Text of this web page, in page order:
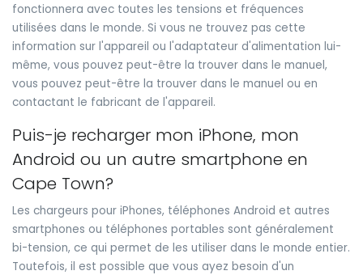
fonctionnera avec toutes les tensions et fréquences
utilisées dans le monde. Si vous ne trouvez pas cette
information sur l'appareil ou l'adaptateur d'alimentation lui-
même, vous pouvez peut-être la trouver dans le manuel,
vous pouvez peut-être la trouver dans le manuel ou en
contactant le fabricant de l'appareil.
Puis-je recharger mon iPhone, mon
Android ou un autre smartphone en
Cape Town?
Les chargeurs pour iPhones, téléphones Android et autres
smartphones ou téléphones portables sont généralement
bi-tension, ce qui permet de les utiliser dans le monde entier.
Toutefois, il est possible que vous ayez besoin d'un